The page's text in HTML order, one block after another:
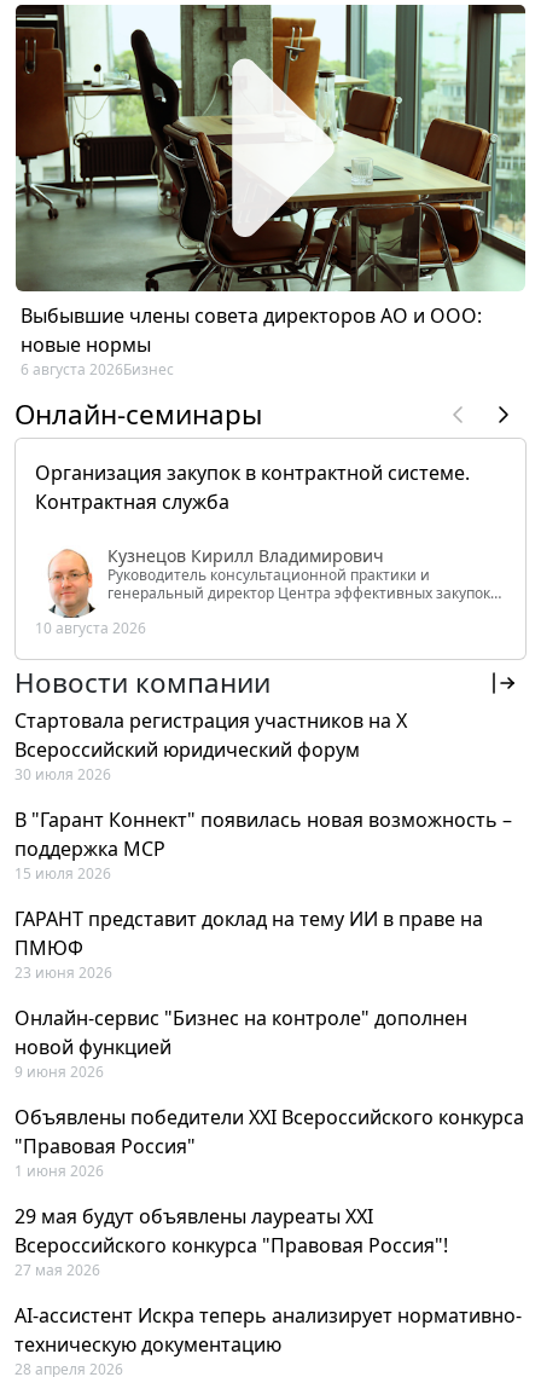
Выбывшие члены совета директоров АО и ООО:
новые нормы
6 августа 2026Бизнес
Онлайн-семинары
Организация закупок в контрактной системе.
Контрактная служба
Кузнецов Кирилл Владимирович
Руководитель консультационной практики и
генеральный директор Центра эффективных закупок
РФ
10 августа 2026
Новости компании
Стартовала регистрация участников на X
Всероссийский юридический форум
30 июля 2026
В "Гарант Коннект" появилась новая возможность –
поддержка MCP
15 июля 2026
ГАРАНТ представит доклад на тему ИИ в праве на
ПМЮФ
23 июня 2026
Онлайн-сервис "Бизнес на контроле" дополнен
новой функцией
9 июня 2026
Объявлены победители XXI Всероссийского конкурса
"Правовая Россия"
1 июня 2026
29 мая будут объявлены лауреаты XXI
Всероссийского конкурса "Правовая Россия"!
27 мая 2026
AI-ассистент Искра теперь анализирует нормативно-
техническую документацию
28 апреля 2026